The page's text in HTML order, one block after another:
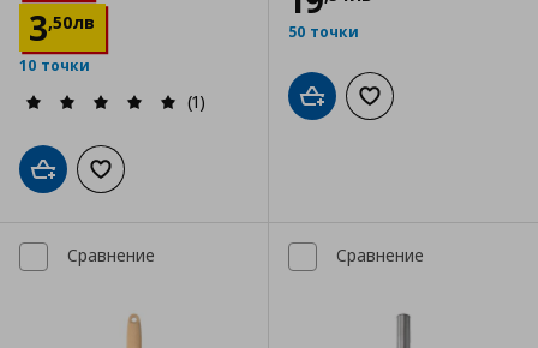
3,50лв
10 точки
(1)
Добави в кошницата
Добави към списъка с любими
50 точки
Добави в кошницата
Добави към
Сравнение Сравнение